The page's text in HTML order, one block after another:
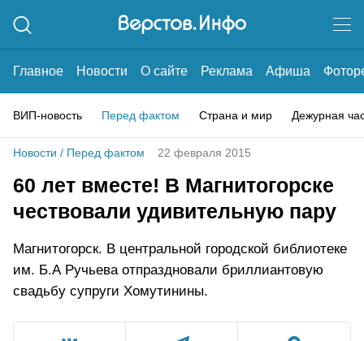
Главное Новости О сайте Реклама Афиша
ВИП-новость Перед фактом Страна и мир Дежурная
Новости / Перед фактом 22 февраля 2015
60 лет вместе! В Магнитогорске
чествовали удивительную пару
Магнитогорск. В центральной городской библиотеке
им. Б.А Ручьева отпраздновали бриллиантовую
свадьбу супруги Хомутинины.